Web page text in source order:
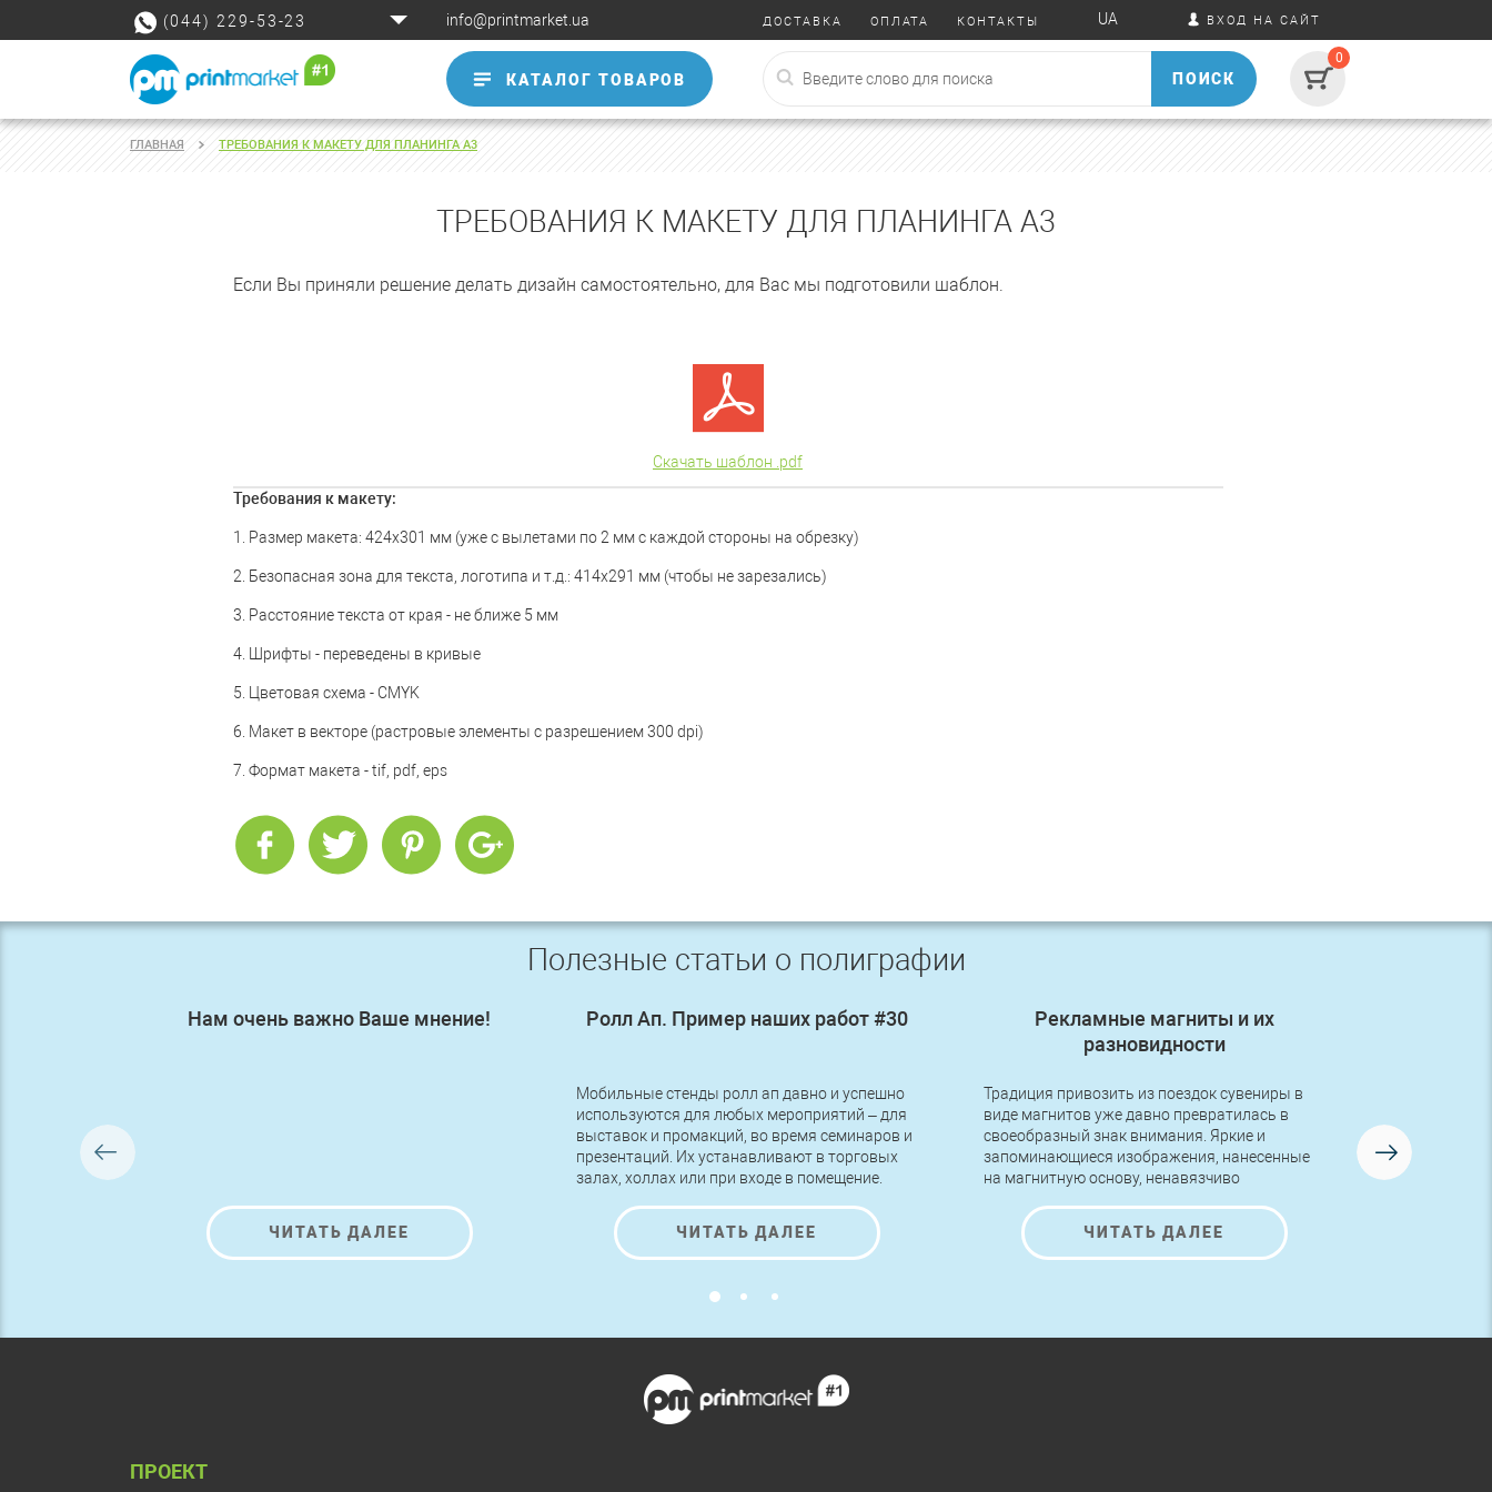
(044) 229-53-23 info@printmarket.ua ДОСТАВКА ОПЛАТА КОНТАКТЫ UA ВХОД НА САЙТ
КАТАЛОГ ТОВАРОВ ПОИСК
0
ГЛАВНАЯ ТРЕБОВАНИЯ К МАКЕТУ ДЛЯ ПЛАНИНГА А3
ТРЕБОВАНИЯ К МАКЕТУ ДЛЯ ПЛАНИНГА А3
Если Вы приняли решение делать дизайн самостоятельно, для Вас мы подготовили шаблон.
Скачать шаблон .pdf
Требования к макету:
1. Размер макета: 424х301 мм (уже с вылетами по 2 мм с каждой стороны на обрезку)
2. Безопасная зона для текста, логотипа и т.д.: 414x291 мм (чтобы не зарезались)
3. Расстояние текста от края - не ближе 5 мм
4. Шрифты - переведены в кривые
5. Цветовая схема - CMYK
6. Макет в векторе (растровые элементы с разрешением 300 dpi)
7. Формат макета - tif, pdf, eps
Полезные статьи о полиграфии
Нам очень важно Ваше мнение!
ЧИТАТЬ ДАЛЕЕ
Ролл Ап. Пример наших работ #30
Мобильные стенды ролл ап давно и успешно
используются для любых мероприятий – для
выставок и промакций, во время семинаров и
презентаций. Их устанавливают в торговых
залах, холлах или при входе в помещение.
разборке, стенды roll up позволяют
передвигать, переносить и устанавливать их
за считанные минуты без применения
ЧИТАТЬ ДАЛЕЕ
Рекламные магниты и их
разновидности
Традиция привозить из поездок сувениры в
виде магнитов уже давно превратилась в
своеобразный знак внимания. Яркие и
запоминающиеся изображения, нанесенные
на магнитную основу, ненавязчиво
на них информацией и полюбоваться на
красивые рисунки.ЧИТАТЬ ДАЛЕЕ
логотипом!
изготовлена
AutoNova-D.
ПРОЕКТ